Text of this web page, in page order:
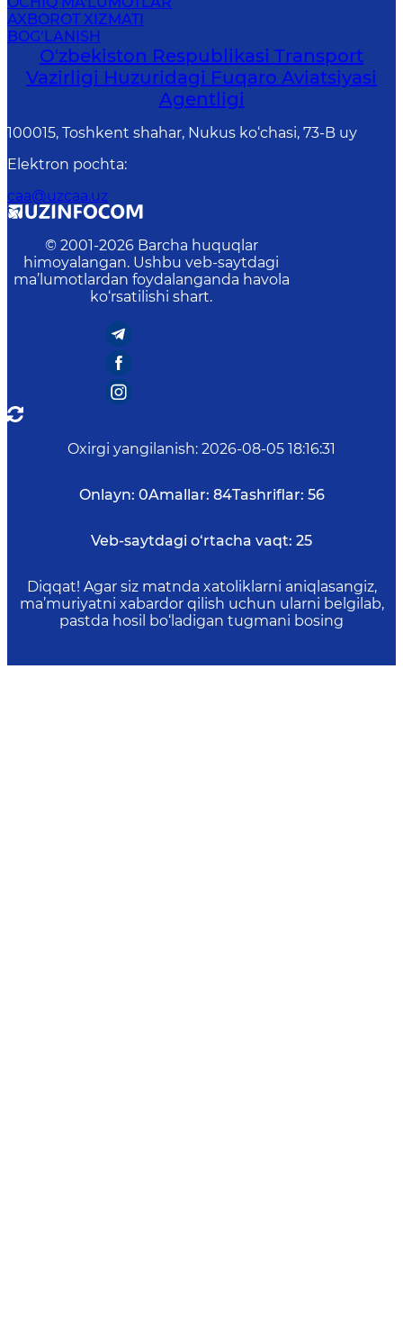
AXBOROT XIZMATI
BOG‘LANISH
O'zbekiston Respublikasi Transport
Vazirligi Huzuridagi Fuqaro Aviatsiyasi
Agentligi
100015, Toshkent shahar, Nukus ko‘chasi, 73-B uу
Elektron pochta:
caa@uzcaa.uz
© 2001-2026 Barcha huquqlar
himoyalangan. Ushbu veb-saytdagi
ma’lumotlardan foydalanganda havola
ko‘rsatilishi shart.
Oxirgi yangilanish: 2026-08-05 18:16:31
Onlayn: 0Amallar: 84Tashriflar: 56
Veb-saytdagi o‘rtacha vaqt: 25
Diqqat! Agar siz matnda xatoliklarni aniqlasangiz,
ma’muriyatni xabardor qilish uchun ularni belgilab,
pastda hosil bo‘ladigan tugmani bosing